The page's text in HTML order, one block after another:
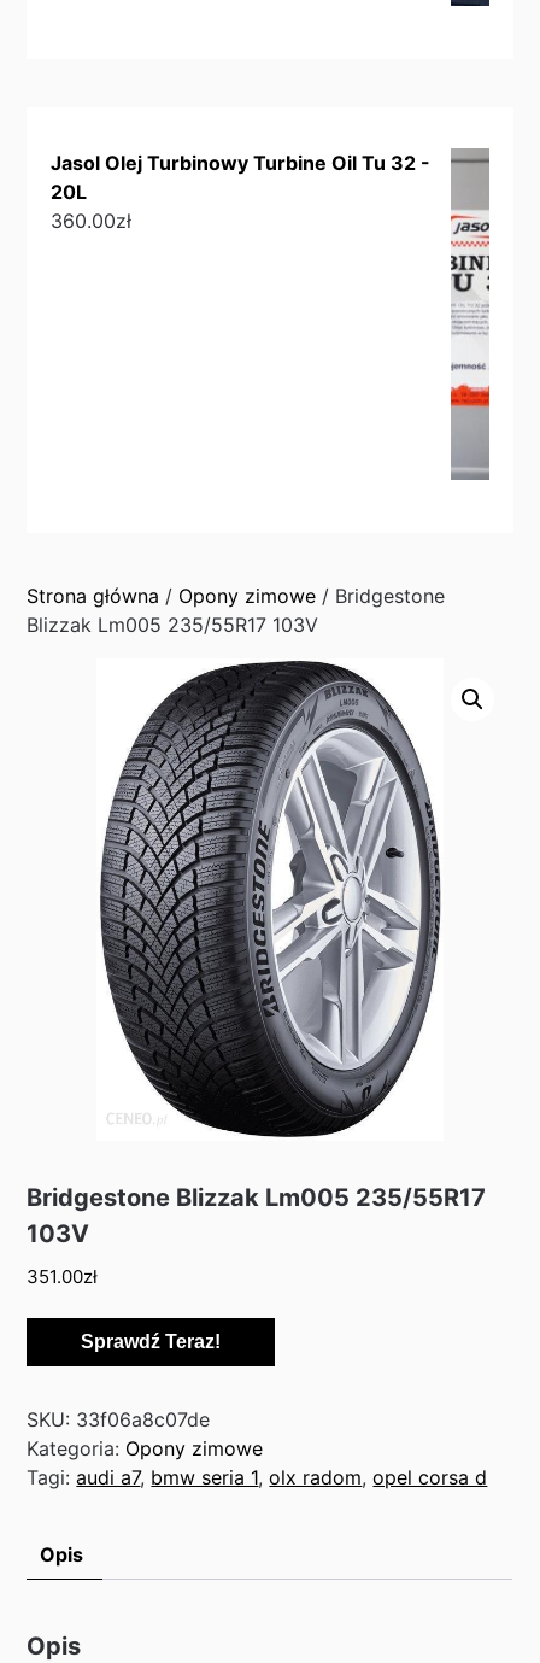
Jasol Olej Turbinowy Turbine Oil Tu 32 -
20L
360.00zł
Strona główna / Opony zimowe / Bridgestone
Blizzak Lm005 235/55R17 103V
Bridgestone Blizzak Lm005 235/55R17
103V
351.00zł
Sprawdź Teraz!
SKU: 33f06a8c07de
Kategoria: Opony zimowe
Tagi:audi a7, bmw seria 1,olx radom,opel corsa d
Opis
Opis